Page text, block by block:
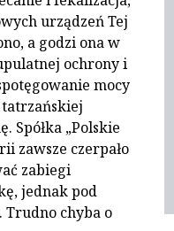
urządzeń Tej
a godzi ona w
ochrony i
mocy
Spółka „Polskie
zawsze czerpało
zabiegi
jednak pod
Trudno chyba o